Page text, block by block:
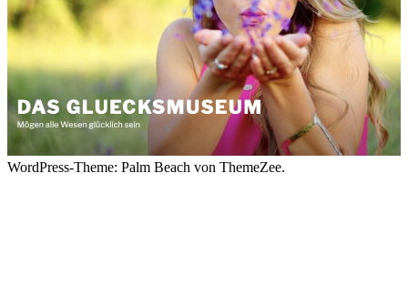
WordPress-Theme: Palm Beach von ThemeZee.